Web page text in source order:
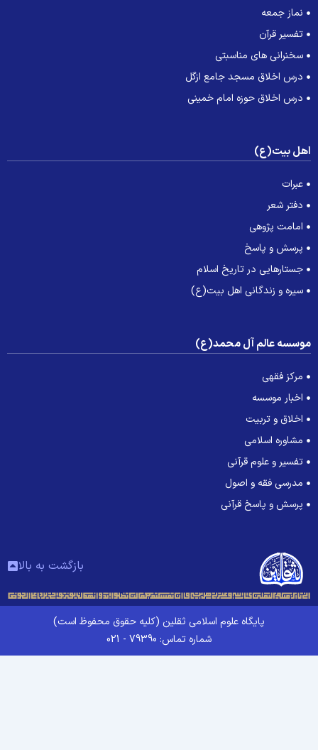
نماز جمعه
تفسیر قرآن
سخنرانی های مناسبتی
درس اخلاق مسجد جامع ازگل
درس اخلاق حوزه امام خمینی
بیت(ع)
عبرات
دفتر شعر
امامت پژوهی
پرسش و پاسخ
جستارهایی در تاریخ اسلام
سیره و زندگانی اهل بیت(ع)
عالم آل محمد(ع)
مرکز فقهی
اخبار موسسه
اخلاق و تربیت
مشاوره اسلامی
تفسیر و علوم قرآنی
مدرسی فقه و اصول
پرسش و پاسخ قرآنی
بازگشت به بالا
پایگاه علوم اسلامی ثقلین (کلیه حقوق محفوظ است)
شماره تماس: 79390 - 021